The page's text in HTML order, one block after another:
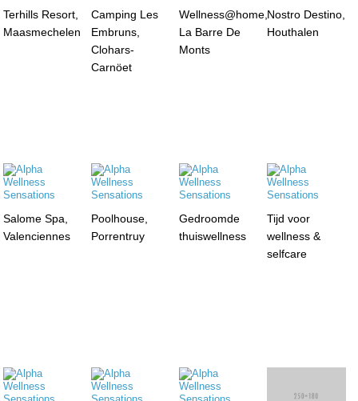
Terhills Resort,
Maasmechelen
Camping Les
Embruns,
Clohars-
Carnöet
Wellness@home,
La Barre De
Monts
Nostro Destino,
Houthalen
Salome Spa,
Valenciennes
Poolhouse,
Porrentruy
Gedroomde
thuiswellness
Tijd voor
wellness &
selfcare